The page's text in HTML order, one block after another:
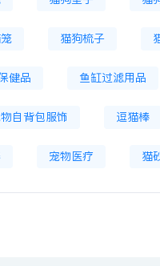
猫狗梳子
健品 鱼缸过滤用品
自背包服饰 逗猫棒
宠物医疗 猫